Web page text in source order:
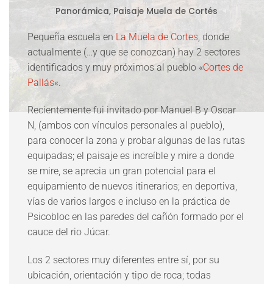
Panorámica, Paisaje Muela de Cortés
Pequeña escuela en La Muela de Cortes , donde
actualmente (…y que se conozcan) hay 2 sectores
identificados y muy próximos al pueblo «Cortes de
Pallás«.
Recientemente fui invitado por Manuel B y Oscar
N, (ambos con vínculos personales al pueblo),
para conocer la zona y probar algunas de las rutas
equipadas; el paisaje es increíble y mire a donde
se mire, se aprecia un gran potencial para el
equipamiento de nuevos itinerarios; en deportiva,
vías de varios largos e incluso en la práctica de
Psicobloc en las paredes del cañón formado por el
cauce del rio Júcar.
Los 2 sectores muy diferentes entre sí, por su
ubicación, orientación y tipo de roca; todas